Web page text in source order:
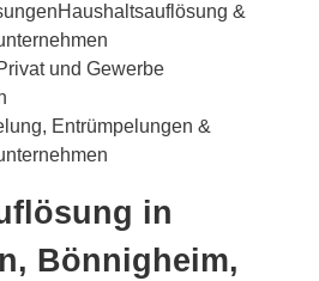
&
und Gewerbe
Entrümpelungen &
in
Bönnigheim,